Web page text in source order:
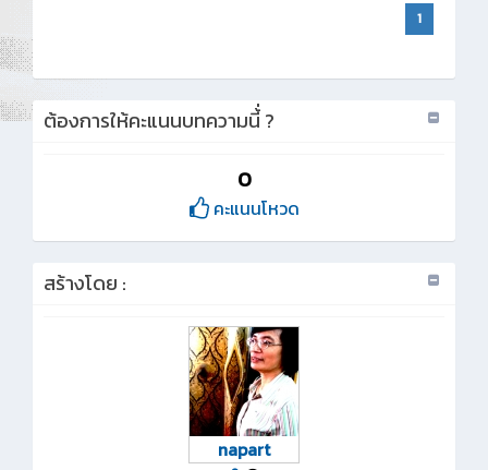
1
ต้องการให้คะแนนบทความนี้่ ?
0
คะแนนโหวด
สร้างโดย :
napart